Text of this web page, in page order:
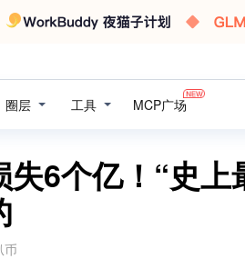
圈层 工具 MCP广场
失6个亿！“史
币